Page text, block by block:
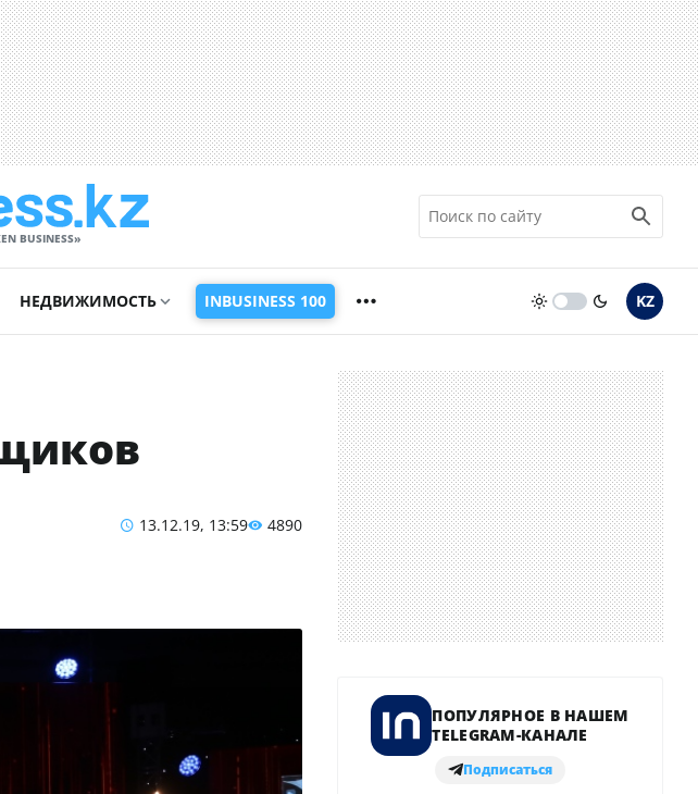
BUSINESS»
НЕДВИЖИМОСТЬ INBUSINESS 100 KZ
13.12.19, 13:59 4890